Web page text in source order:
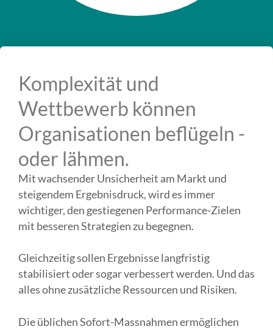
Komplexität und
Wettbewerb können
Organisationen beflügeln -
oder lähmen.
Mit wachsender Unsicherheit am Markt und
steigendem Ergebnisdruck, wird es immer
wichtiger, den gestiegenen Performance-Zielen
mit besseren Strategien zu begegnen.
Gleichzeitig sollen Ergebnisse langfristig
stabilisiert oder sogar verbessert werden. Und das
alles ohne zusätzliche Ressourcen und Risiken.
Die üblichen Sofort-Massnahmen ermöglichen